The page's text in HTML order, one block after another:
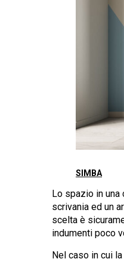
SIMBA
Lo spazio in
scrivania ed un
scelta è
indumenti poco
Nel caso in cui